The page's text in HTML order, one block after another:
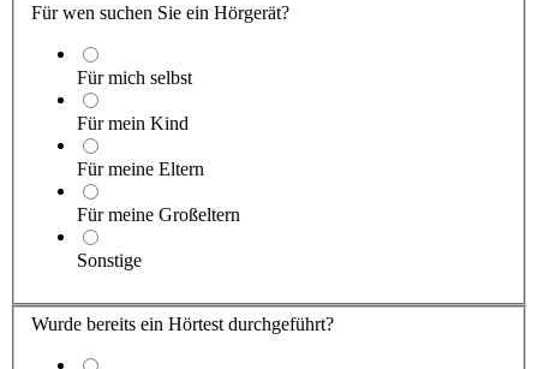
Für wen suchen Sie ein Hörgerät?
Für mich selbst
Für mein Kind
Für meine Eltern
Für meine Großeltern
Sonstige
Wurde bereits ein Hörtest durchgeführt?